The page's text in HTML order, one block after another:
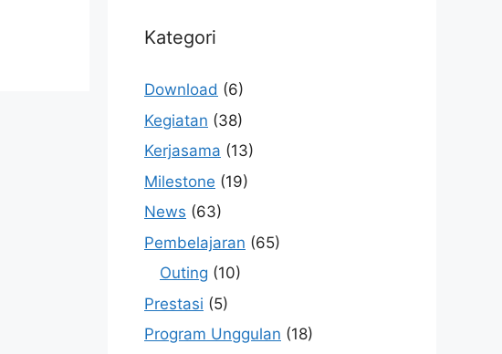
Kategori
Download (6)
Kegiatan (38)
Kerjasama (13)
Milestone (19)
News (63)
Pembelajaran (65)
Outing (10)
Prestasi (5)
Program Unggulan (18)